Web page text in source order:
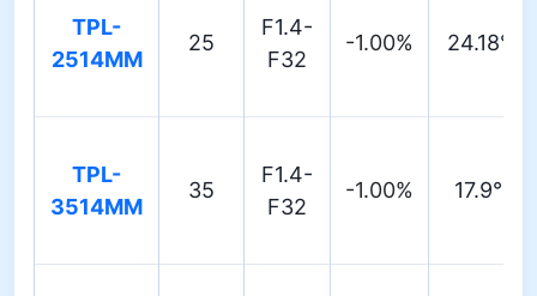
TPL-
2514MM
25
F1.4-
F32
-1.00% 24.18°
TPL-
3514MM
35
F1.4-
F32
-1.00% 17.9°